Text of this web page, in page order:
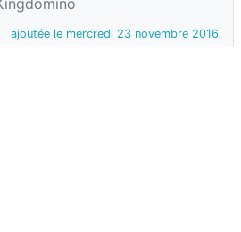
ajoutée le mercredi 23 novembre 2016